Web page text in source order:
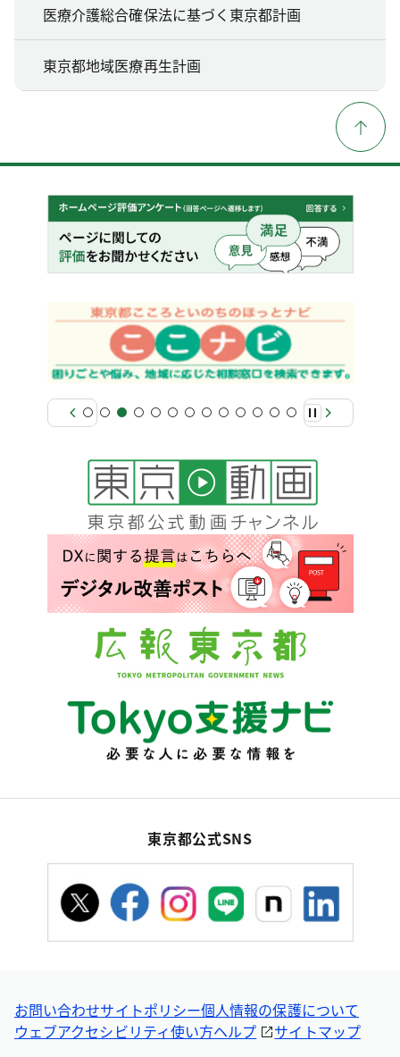
医療介護総合確保法に基づく東京都計画
東京都地域医療再生計画
東京都公式SNS
お問い合わせサイトポリシー個人情報の保護について
ウェブアクセシビリティ使い方ヘルプ サイトマップ